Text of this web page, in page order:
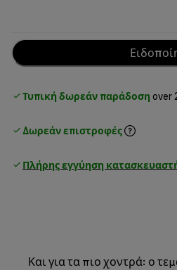
Τυπική δωρεάν παράδοση over
Δωρεάν επιστροφές
Πλήρης εγγύηση
Και για τα πιο χοντρά: ο